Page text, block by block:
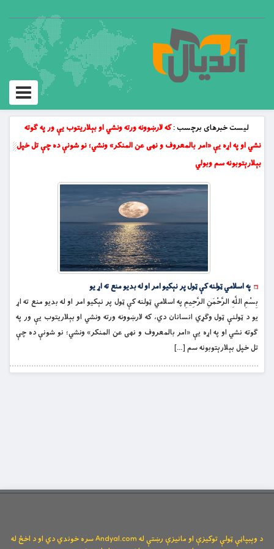
Toggle
لیست خبرهای برچسب :که لارښوونه ورته ونشي او بېلاریتوب یې ور په ګوته
نشي او په اړه یې «امر بالمعروف و نهی عن المنکر» ونشي؛ نو شونې ده چې تل خپل
بېلارېتوبونه سم وبولي
په اسلامي ټولنه کې ټول پر نېکیو امر او له بدیو منع ته اړ یو
بِسْمِ اللَّهِ الرَّحْمَنِ الرَّحِيمِ په اسلامي ټولنه کې ټول پر نېکیو امر او له بدیو منع ته اړ
یو د ټولنې ټول وګړي انسانان دي، که لارښوونه ورته ونشي او بېلاریتوب یې ور په
ګوته نشي او په اړه یې «امر بالمعروف و نهی عن المنکر» ونشي؛ نو شونې ده چې
تل خپل بېلارېتوبونه سم […]
د وېبپاڼې ټولې توکیزې او مانیزې رښتې له Andyal.com سره خوندي دي او د اخځ له